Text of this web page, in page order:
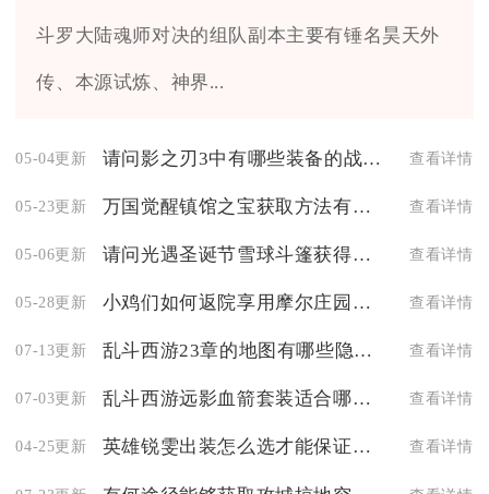
斗罗大陆魂师对决的组队副本主要有锤名昊天外
传、本源试炼、神界...
05-04更新 请问影之刃3中有哪些装备的战力值比较高 查看详情
05-23更新 万国觉醒镇馆之宝获取方法有哪些 查看详情
05-06更新 请问光遇圣诞节雪球斗篷获得方式是什么 查看详情
05-28更新 小鸡们如何返院享用摩尔庄园的美食 查看详情
07-13更新 乱斗西游23章的地图有哪些隐藏区域 查看详情
07-03更新 乱斗西游远影血箭套装适合哪个职业 查看详情
04-25更新 英雄锐雯出装怎么选才能保证胜率 查看详情